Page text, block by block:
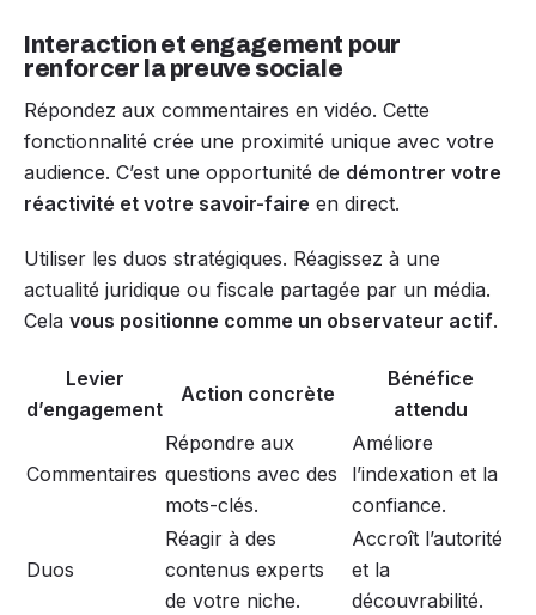
Interaction et engagement pour
renforcer la preuve sociale
Répondez aux commentaires en vidéo. Cette
fonctionnalité crée une proximité unique avec votre
audience. C’est une opportunité de démontrer votre
réactivité et votre savoir-faire en direct.
Utiliser les duos stratégiques. Réagissez à une
actualité juridique ou fiscale partagée par un média.
Cela vous positionne comme un observateur actif.
Levier
d’engagement
Action concrète
Bénéfice
attendu
Commentaires
Répondre aux
questions avec des
mots-clés.
Améliore
l’indexation et la
confiance.
Duos
Réagir à des
contenus experts
de votre niche.
Accroît l’autorité
et la
découvrabilité.